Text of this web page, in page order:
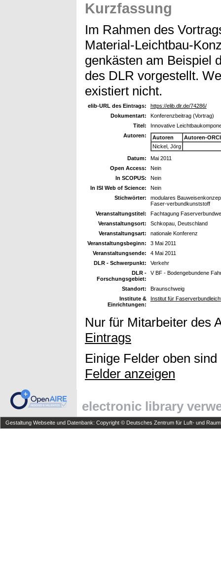
Kurzfassung
Im Rahmen des
Material-Leichtbau-
genkästen am Beispiel
des DLR vorgestellt.
existiert nicht.
elib-URL des Eintrags:
https://elib.dlr.de/74286/
Dokumentart:
Konferenzbeitrag (Vortrag)
Titel:
Innovative
Autoren:
Autoren
Autoren-
Nickel, Jörg
Datum:
Mai 2011
Open Access:
Nein
In SCOPUS:
Nein
In ISI Web of Science:
Nein
Stichwörter:
modulares
Faser-verbundkunststoff
Veranstaltungstitel:
Fachtagung
Veranstaltungsort:
Schkopau, Deutschland
Veranstaltungsart:
nationale Konferenz
Veranstaltungsbeginn:
3 Mai 2011
Veranstaltungsende:
4 Mai 2011
DLR - Schwerpunkt:
Verkehr
DLR -
Forschungsgebiet:
V BF - Bodengebundene
Standort:
Braunschweig
Institute &
Einrichtungen:
Institut für
Nur für Mitarbeiter des
Eintrags
Einige Felder oben
Felder anzeigen
electronic library
Gestaltung Webseite und Datenbank: Copyright © Deutsches Zentrum für Luft- und